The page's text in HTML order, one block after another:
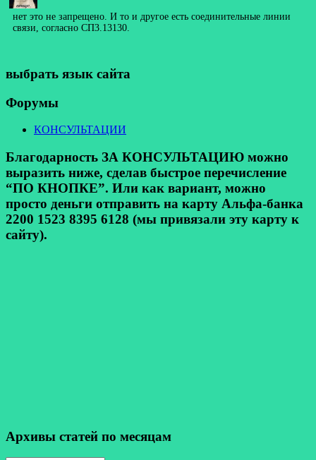
нет это не запрещено. И то и другое есть соединительные линии
связи, согласно СП3.13130.
выбрать язык сайта
Форумы
КОНСУЛЬТАЦИИ
Благодарность ЗА КОНСУЛЬТАЦИЮ можно
выразить ниже, сделав быстрое перечисление
“ПО КНОПКЕ”. Или как вариант, можно
просто деньги отправить на карту Альфа-банка
2200 1523 8395 6128 (мы привязали эту карту к
сайту).
Архивы статей по месяцам